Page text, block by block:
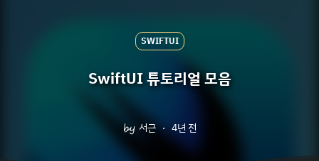
SWIFTUI
SwiftUI 튜토리얼 모음
서근 4년 전